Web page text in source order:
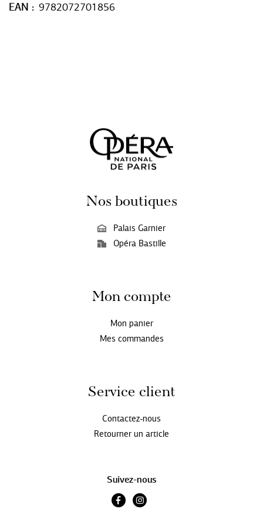
EAN
9782072701856
Nos boutiques
Palais Garnier
Opéra Bastille
Mon compte
Mon panier
Mes commandes
Service client
Contactez-nous
Retourner un article
Suivez-nous